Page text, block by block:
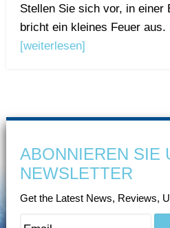
Stellen Sie sich vor, in einer
bricht ein kleines Feuer
[weiterlesen]
ABONNIEREN SIE
NEWSLETTER
Get the Latest News, Reviews,